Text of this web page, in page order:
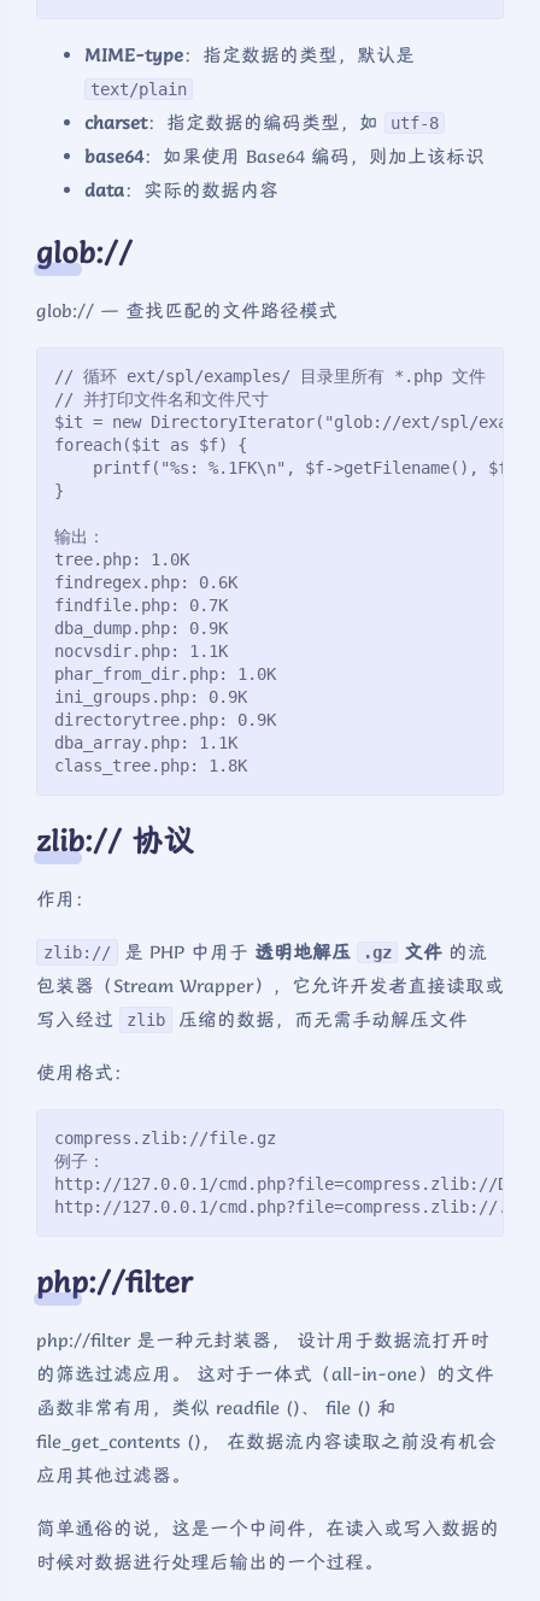
MIME-type：指定数据的类型，默认是
text/plain
charset：指定数据的编码类型，如 utf-8
base64：如果使用 Base64 编码，则加上该标识
data：实际的数据内容
glob://
glob:// — 查找匹配的文件路径模式
// 循环 ext/spl/examples/ 目录里所有 *.php 文件
// 并打印文件名和文件尺寸
$it = new DirectoryIterator("glob://ext/spl/
foreach($it as $f) {
printf("%s: %.1FK\n", $f->getFilename(), $f-
}
输出：
tree.php: 1.0K
findregex.php: 0.6K
findfile.php: 0.7K
dba_dump.php: 0.9K
nocvsdir.php: 1.1K
phar_from_dir.php: 1.0K
ini_groups.php: 0.9K
directorytree.php: 0.9K
dba_array.php: 1.1K
class_tree.php: 1.8K
zlib:// 协议
作用：
zlib:// 是 PHP 中用于 透明地解压 .gz 文件 的流
包装器（Stream Wrapper），它允许开发者直接读取或
写入经过
zlib 压缩的数据，而无需手动解压文件
使用格式：
compress.zlib://file.gz
例子：
http://127.0.0.1/cmd.php?file=compress.zlib://D:/
http://127.0.0.1/cmd.php?file=compress.zlib://./
php://filter
php://filter 是一种元封装器， 设计用于数据流打开时
的筛选过滤应用。 这对于一体式（all-in-one）的文件
函数非常有用，类似 readfile ()、 file () 和
file_get_contents ()， 在数据流内容读取之前没有机会
应用其他过滤器。
简单通俗的说，这是一个中间件，在读入或写入数据的
时候对数据进行处理后输出的一个过程。